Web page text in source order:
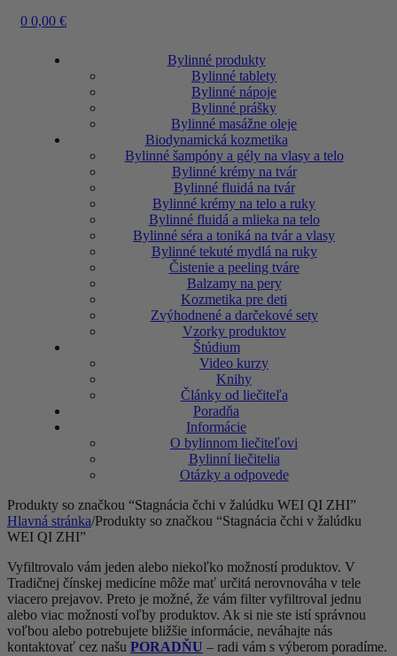
0 0,00 €
Bylinné produkty
Bylinné tablety
Bylinné nápoje
Bylinné prášky
Bylinné masážne oleje
Biodynamická kozmetika
Bylinné šampóny a gély na vlasy a telo
Bylinné krémy na tvár
Bylinné fluidá na tvár
Bylinné krémy na telo a ruky
Bylinné fluidá a mlieka na telo
Bylinné séra a toniká na tvár a vlasy
Bylinné tekuté mydlá na ruky
Čistenie a peeling tváre
Balzamy na pery
Kozmetika pre deti
Zvýhodnené a darčekové sety
Vzorky produktov
Štúdium
Video kurzy
Knihy
Články od liečiteľa
Poradňa
Informácie
O bylinnom liečiteľovi
Bylinní liečitelia
Otázky a odpovede
Produkty so značkou “Stagnácia čchi v žalúdku WEI QI ZHI”
Hlavná stránka/Produkty so značkou “Stagnácia čchi v žalúdku
WEI QI ZHI”
Vyfiltrovalo vám jeden alebo niekoľko možností produktov. V
Tradičnej čínskej medicíne môže mať určitá nerovnováha v tele
viacero prejavov. Preto je možné, že vám filter vyfiltroval jednu
alebo viac možností voľby produktov. Ak si nie ste istí správnou
voľbou alebo potrebujete bližšie informácie, neváhajte nás
kontaktovať cez našu PORADŇU – radi vám s výberom poradíme.